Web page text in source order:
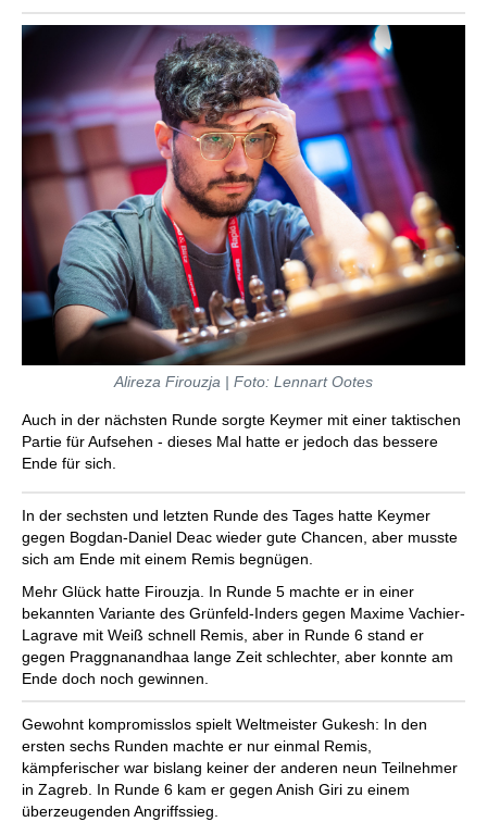
Alireza Firouzja | Foto: Lennart Ootes
Auch in der nächsten Runde sorgte Keymer mit einer taktischen
Partie für Aufsehen - dieses Mal hatte er jedoch das bessere
Ende für sich.
In der sechsten und letzten Runde des Tages hatte Keymer
gegen Bogdan-Daniel Deac wieder gute Chancen, aber musste
sich am Ende mit einem Remis begnügen.
Mehr Glück hatte Firouzja. In Runde 5 machte er in einer
bekannten Variante des Grünfeld-Inders gegen Maxime Vachier-
Lagrave mit Weiß schnell Remis, aber in Runde 6 stand er
gegen Praggnanandhaa lange Zeit schlechter, aber konnte am
Ende doch noch gewinnen.
Gewohnt kompromisslos spielt Weltmeister Gukesh: In den
ersten sechs Runden machte er nur einmal Remis,
kämpferischer war bislang keiner der anderen neun Teilnehmer
in Zagreb. In Runde 6 kam er gegen Anish Giri zu einem
überzeugenden Angriffssieg.